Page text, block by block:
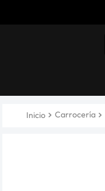
Carrocería